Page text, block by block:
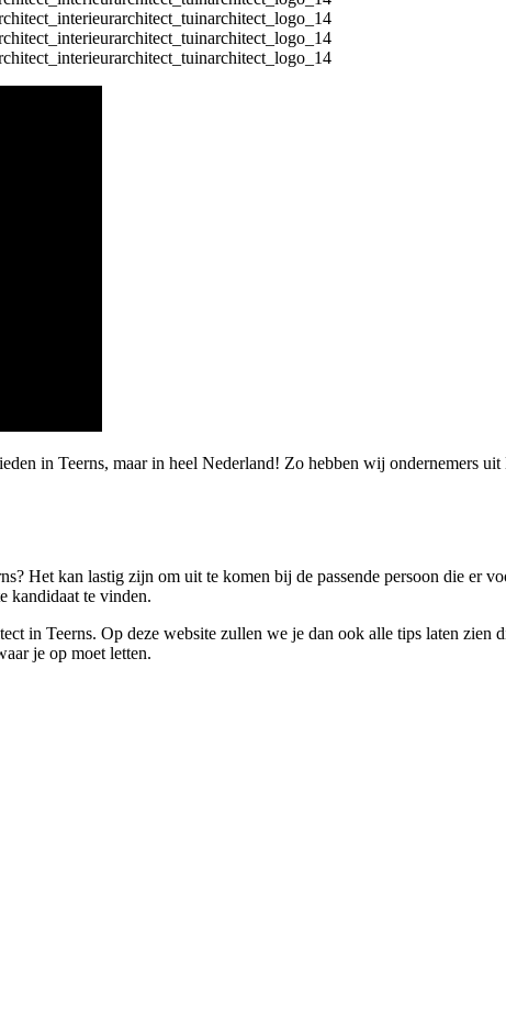
in Teerns, maar in heel Nederland! Zo hebben wij ondernemers
Het kan lastig zijn om uit te komen bij de passende persoon die er
kandidaat te vinden.
in Teerns. Op deze website zullen we je dan ook alle tips laten zien
je op moet letten.